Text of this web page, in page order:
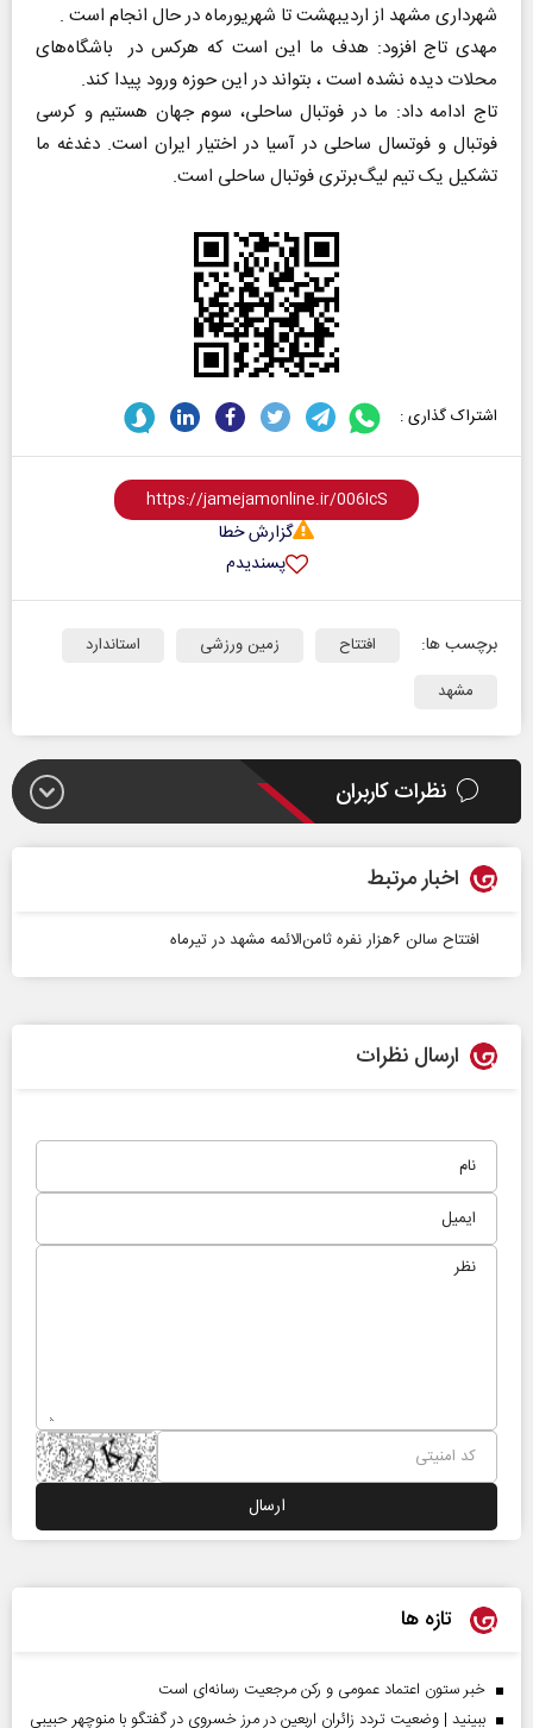
شهرداری مشهد از اردیبهشت تا شهریورماه در حال انجام است .
مهدی تاج افزود: هدف ما این است که هرکس در باشگاه‌های
محلات دیده نشده است ، بتواند در این حوزه ورود پیدا کند.
تاج ادامه داد: ما در فوتبال ساحلی، سوم جهان هستیم و کرسی
فوتبال و فوتسال ساحلی در آسیا در اختیار ایران است. دغدغه ما
تشکیل یک تیم لیگ‌برتری فوتبال ساحلی است.
اشتراک گذاری :
گزارش خطا
پسندیدم
برچسب ها: افتتاح زمین ورزشی
استاندارد
مشهد
نظرات کاربران
اخبار مرتبط
افتتاح سالن ۶هزار نفره ثامن‌الائمه مشهد در تیرماه
ارسال نظرات
تازه ها
خبر ستون اعتماد عمومی و رکن مرجعیت رسانه‌ای است
ببینید | وضعیت تردد زائران اربعین در مرز خسروی در گفتگو با منوچهر حبیبی